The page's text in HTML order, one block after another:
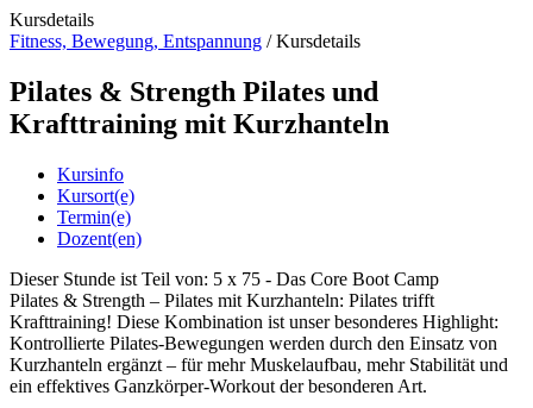
Kursdetails
Fitness, Bewegung, Entspannung /Kursdetails
Pilates & Strength Pilates und
Krafttraining mit Kurzhanteln
Kursinfo
Kursort(e)
Termin(e)
Dozent(en)
Dieser Stunde ist Teil von: 5 x 75 - Das Core Boot Camp
Pilates & Strength – Pilates mit Kurzhanteln: Pilates trifft
Krafttraining! Diese Kombination ist unser besonderes Highlight:
Kontrollierte Pilates-Bewegungen werden durch den Einsatz von
Kurzhanteln ergänzt – für mehr Muskelaufbau, mehr Stabilität und
ein effektives Ganzkörper-Workout der besonderen Art.